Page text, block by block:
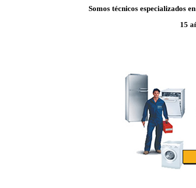
Somos técnicos especializados
15